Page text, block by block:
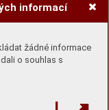
informací
žádné informace
o souhlas s
ochraně přírody.
Zoo novin
a byla
k šíření v